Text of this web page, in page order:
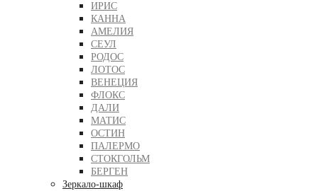
ИРИС
КАННА
АМЕЛИЯ
СЕУЛ
РОДОС
ЛОТОС
ВЕНЕЦИЯ
ФЛОКС
ДАЛИ
МАТИС
ОСТИН
ПАЛЕРМО
СТОКГОЛЬМ
БЕРГЕН
Зеркало-шкаф